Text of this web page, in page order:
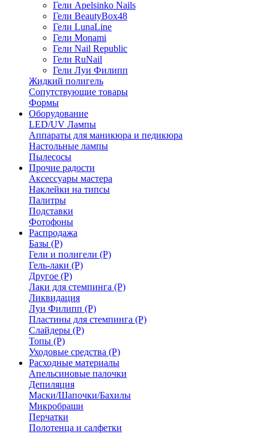
Гели Apelsinko Nails
Гели BeautyBox48
Гели LunaLine
Гели Monami
Гели Nail Republic
Гели RuNail
Гели Луи Филипп
Жидкий полигель
Сопутствующие товары
Формы
Оборудование
LED/UV Лампы
Аппараты для маникюра и педикюра
Настольные лампы
Пылесосы
Прочие радости
Аксессуары мастера
Наклейки на типсы
Палитры
Подставки
Фотофоны
Распродажа
Базы (Р)
Гели и полигели (Р)
Гель-лаки (Р)
Другое (Р)
Лаки для стемпинга (Р)
Ликвидация
Луи Филипп (Р)
Пластины для стемпинга (Р)
Слайдеры (Р)
Топы (Р)
Уходовые средства (Р)
Расходные материалы
Апельсиновые палочки
Депиляция
Маски/Шапочки/Бахилы
Микробраши
Перчатки
Полотенца и салфетки